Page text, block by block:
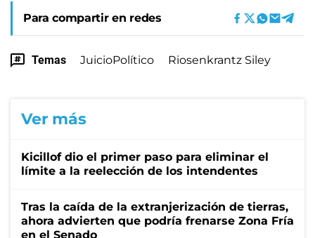
Para compartir en redes
Temas JuicioPolítico Riosenkrantz Siley
Ver más
Kicillof dio el primer paso para eliminar el
límite a la reelección de los intendentes
Tras la caída de la extranjerización de tierras,
ahora advierten que podría frenarse Zona Fría
en el Senado